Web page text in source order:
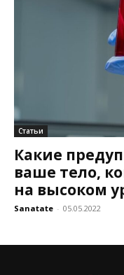
Статьи
Какие
ваше тело,
на высоком
Sanatate - 05.05.2022